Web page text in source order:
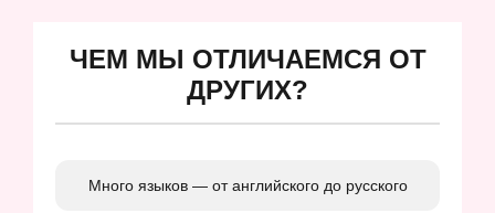
ЧЕМ МЫ ОТЛИЧАЕМСЯ ОТ
ДРУГИХ?
Много языков — от английского до русского